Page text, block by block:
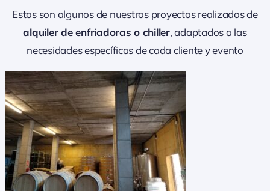
Estos son algunos de nuestros proyectos realizados de
alquiler de enfriadoras o chiller, adaptados a las
necesidades específicas de cada cliente y evento